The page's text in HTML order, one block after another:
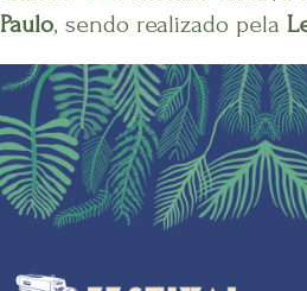
Paulo, sendo realizado pela